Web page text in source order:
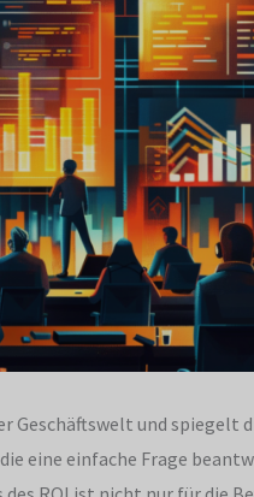
Geschäftswelt und spiegelt
eine einfache Frage